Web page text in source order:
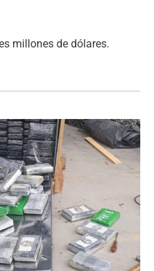
millones de dólares.